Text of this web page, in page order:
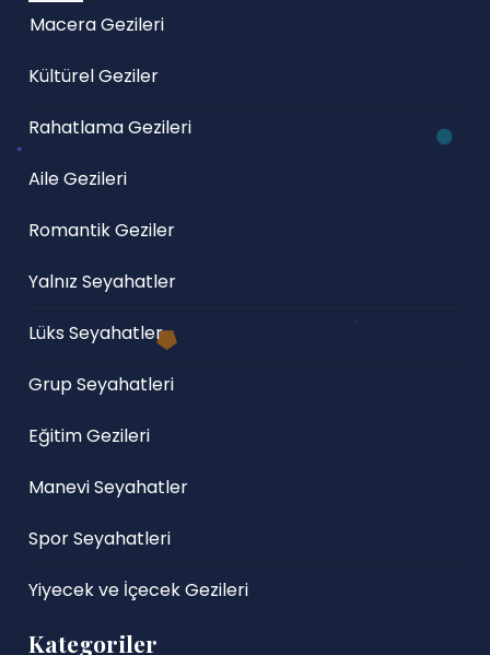
Macera Gezileri
Kültürel Geziler
Rahatlama Gezileri
Aile Gezileri
Romantik Geziler
Yalnız Seyahatler
Lüks Seyahatler
Grup Seyahatleri
Eğitim Gezileri
Manevi Seyahatler
Spor Seyahatleri
Yiyecek ve İçecek Gezileri
Kategoriler